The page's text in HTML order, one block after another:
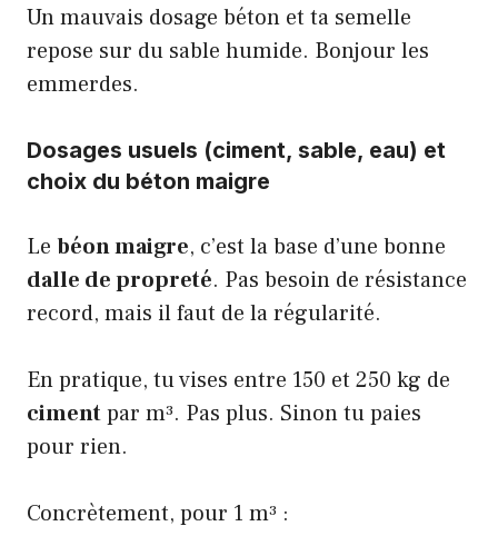
Un mauvais dosage béton et ta semelle
repose sur du sable humide. Bonjour les
emmerdes.
Dosages usuels (ciment, sable, eau) et
choix du béton maigre
Le béon maigre, c’est la base d’une bonne
dalle de propreté. Pas besoin de résistance
record, mais il faut de la régularité.
En pratique, tu vises entre 150 et 250 kg de
cimentpar m³. Pas plus. Sinon tu paies
pour rien.
Concrètement, pour 1 m³ :